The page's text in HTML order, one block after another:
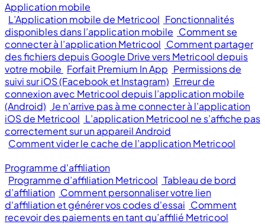
Application mobile
L’Application mobile de Metricool Fonctionnalités
disponibles dans l’application mobile Comment se
connecter à l’application Metricool Comment partager
des fichiers depuis Google Drive vers Metricool depuis
votre mobile Forfait Premium In App Permissions de
suivi sur iOS (Facebook et Instagram) Erreur de
connexion avec Metricool depuis l’application mobile
(Android) Je n’arrive pas à me connecter à l’application
iOS de Metricool L’application Metricool ne s’affiche pas
correctement sur un appareil Android
Comment vider le cache de l’application Metricool
Programme d'affiliation
Programme d’affiliation Metricool Tableau de bord
d’affiliation Comment personnaliser votre lien
d'affiliation et générer vos codes d'essai Comment
recevoir des paiements en tant qu’affilié Metricool